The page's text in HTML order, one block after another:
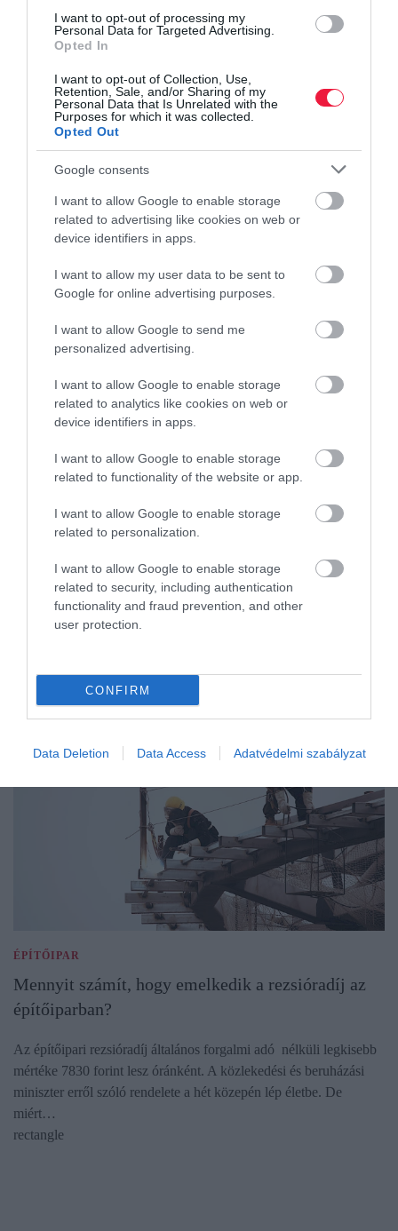
I want to opt-out of processing my
Personal Data for Targeted Advertising.
Opted In
I want to opt-out of Collection, Use,
Retention, Sale, and/or Sharing of my
Personal Data that Is Unrelated with the
Purposes for which it was collected.
Opted Out
Google consents
I want to allow Google to enable storage
related to advertising like cookies on web or
device identifiers in apps.
I want to allow my user data to be sent to
Google for online advertising purposes.
I want to allow Google to send me
personalized advertising.
I want to allow Google to enable storage
related to analytics like cookies on web or
device identifiers in apps.
I want to allow Google to enable storage
related to functionality of the website or app.
I want to allow Google to enable storage
related to personalization.
I want to allow Google to enable storage
related to security, including authentication
functionality and fraud prevention, and other
user protection.
CONFIRM
Data Deletion Data Access Adatvédelmi szabályzat
ÖNVEZETŐ AUTÓK
Önvezető taxik - itt utazhatsz velük Európában
önvezető taxikjait. Az Uber és a brit Wayve ugyanis nemrég
megkapta a szükséges engedélyeket, így még a nyár vége előtt
elindulhatnak az…
ÉPÍTŐIPAR
Mennyit számít, hogy emelkedik a rezsióradíj az
építőiparban?
Az építőipari rezsióradíj általános forgalmi adó nélküli legkisebb
mértéke 7830 forint lesz óránként. A közlekedési és beruházási
miniszter erről szóló rendelete a hét közepén lép életbe. De
miért…
rectangle